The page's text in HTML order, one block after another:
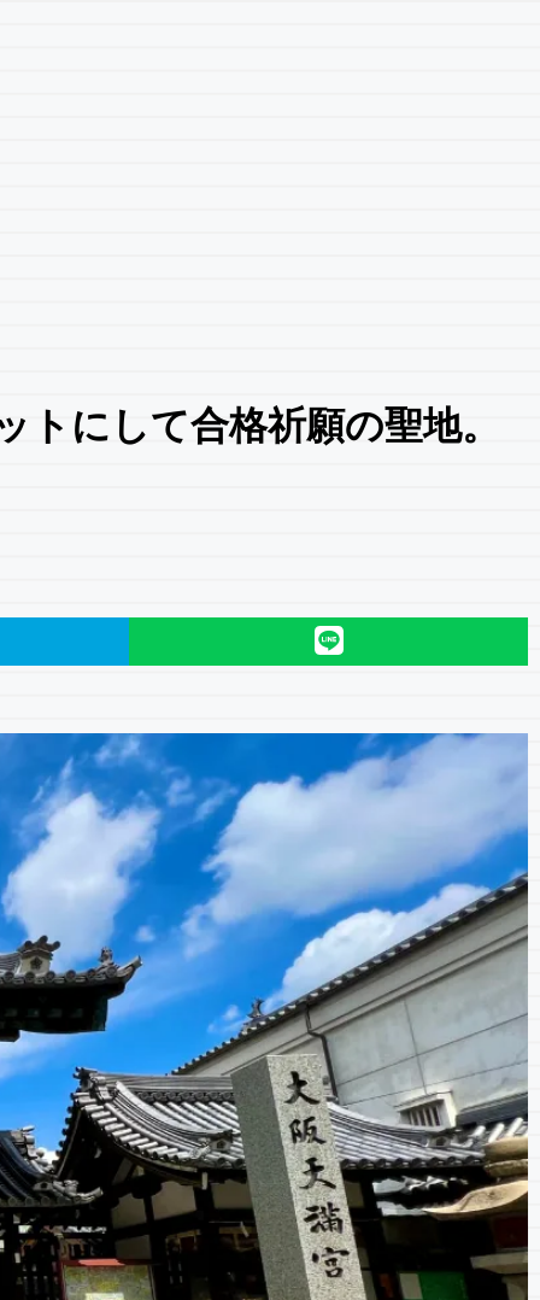
にして合格祈願の聖地。